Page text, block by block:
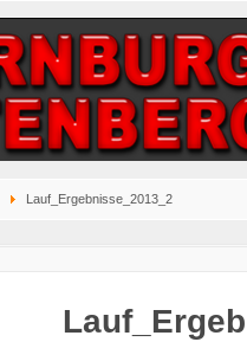
Lauf_Ergebnisse_2013_2